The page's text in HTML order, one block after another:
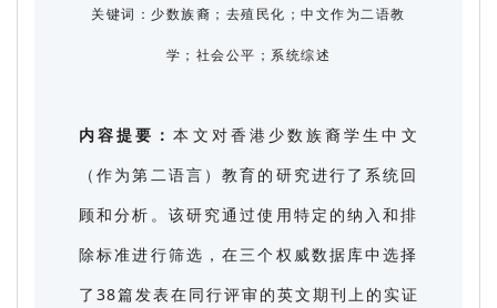
关键词：少数族裔；去殖民化；中文作为二语教
学；社会公平；系统综述
内容提要：本文对香港少数族裔学生中文
（作为第二语言）教育的研究进行了系统回
顾和分析。该研究通过使用特定的纳入和排
除标准进行筛选，在三个权威数据库中选择
了38篇发表在同行评审的英文期刊上的实证